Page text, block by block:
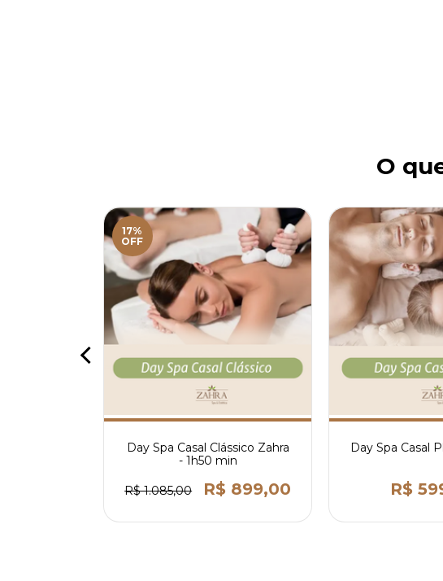
O
17%
OFF
Day Spa Casal Clássico Zahra
- 1h50 min
R$ 1.085,00 R$ 899,00
Day Spa Casal
R$